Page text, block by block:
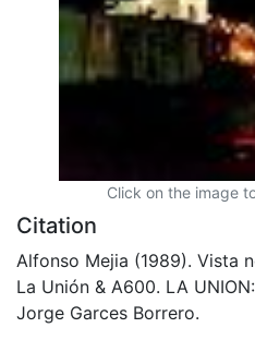
Click on the image
Citation
Alfonso Mejia (1989). Vista
La Unión & A600. LA
Jorge Garces Borrero.